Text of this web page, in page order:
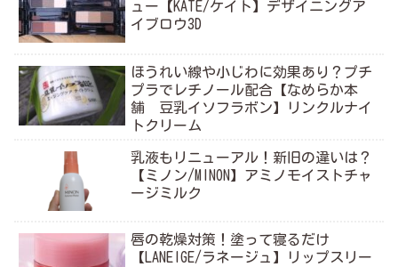
ュー【KATE/ケイト】デザイニングア
イブロウ3D
ほうれい線や小じわに効果あり？プチ
プラでレチノール配合【なめらか本
舗 豆乳イソフラボン】リンクルナイ
トクリーム
乳液もリニューアル！新旧の違いは？
【ミノン/MINON】アミノモイストチャ
ージミルク
唇の乾燥対策！塗って寝るだけ
【LANEIGE/ラネージュ】リップスリー